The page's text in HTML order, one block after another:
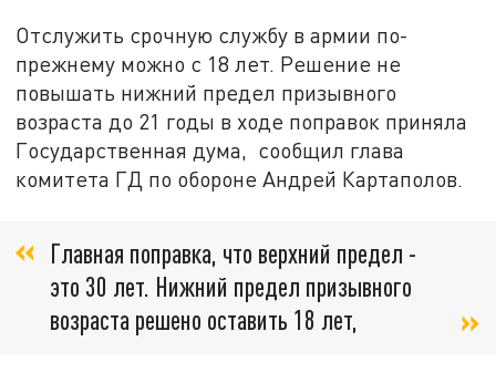
Отслужить срочную службу в армии по-
прежнему можно с 18 лет. Решение не
повышать нижний предел призывного
возраста до 21 годы в ходе поправок приняла
Государственная дума, сообщил глава
комитета ГД по обороне Андрей Картаполов.
Главная поправка, что верхний предел -
это 30 лет. Нижний предел призывного
возраста решено оставить 18 лет,